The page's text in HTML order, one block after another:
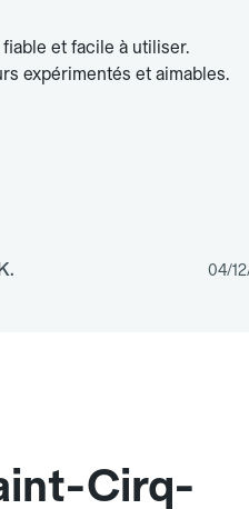
et facile à utiliser.
expérimentés et aimables.
04/
Cirq-